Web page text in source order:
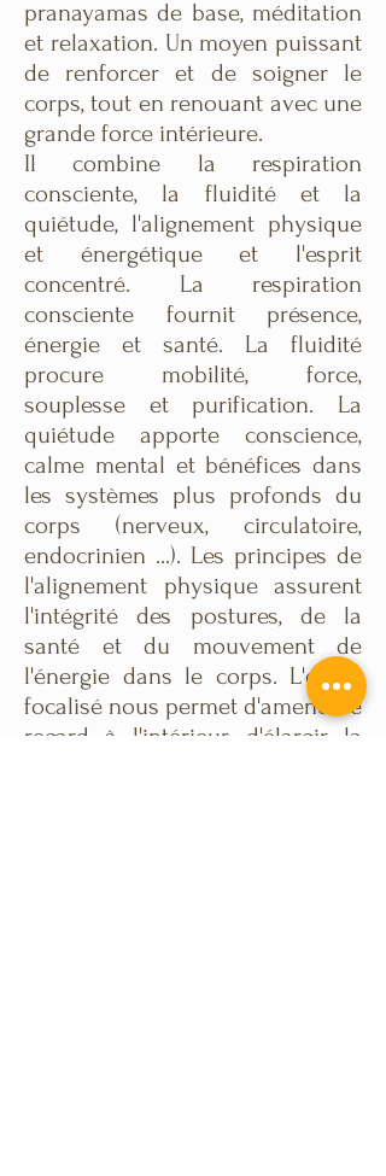
pranayamas de base, méditation
et relaxation. Un moyen puissant
de renforcer et de soigner le
corps, tout en renouant avec une
grande force intérieure.
Il combine la respiration
consciente, la fluidité et la
quiétude, l'alignement physique
et énergétique et l'esprit
concentré. La respiration
consciente fournit présence,
énergie et santé. La fluidité
procure mobilité, force,
souplesse et purification. La
quiétude apporte conscience,
calme mental et bénéfices dans
les systèmes plus profonds du
corps (nerveux, circulatoire,
endocrinien ...). Les principes de
l'alignement physique assurent
l'intégrité des postures, de la
santé et du mouvement de
l'énergie dans le corps. L'esprit
focalisé nous permet d'amener le
regard à l'intérieur, d'élargir la